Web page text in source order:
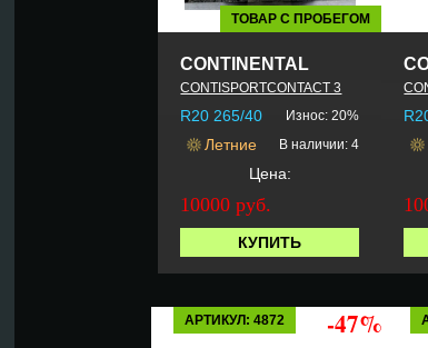
ТОВАР С ПРОБЕГОМ
CONTINENTAL
CONTISPORTCONTACT 3
R20 265/40 Износ: 20%
Летние В наличии: 4
Цена:
10000 руб.
КУПИТЬ
АРТИКУЛ: 4872 -47%